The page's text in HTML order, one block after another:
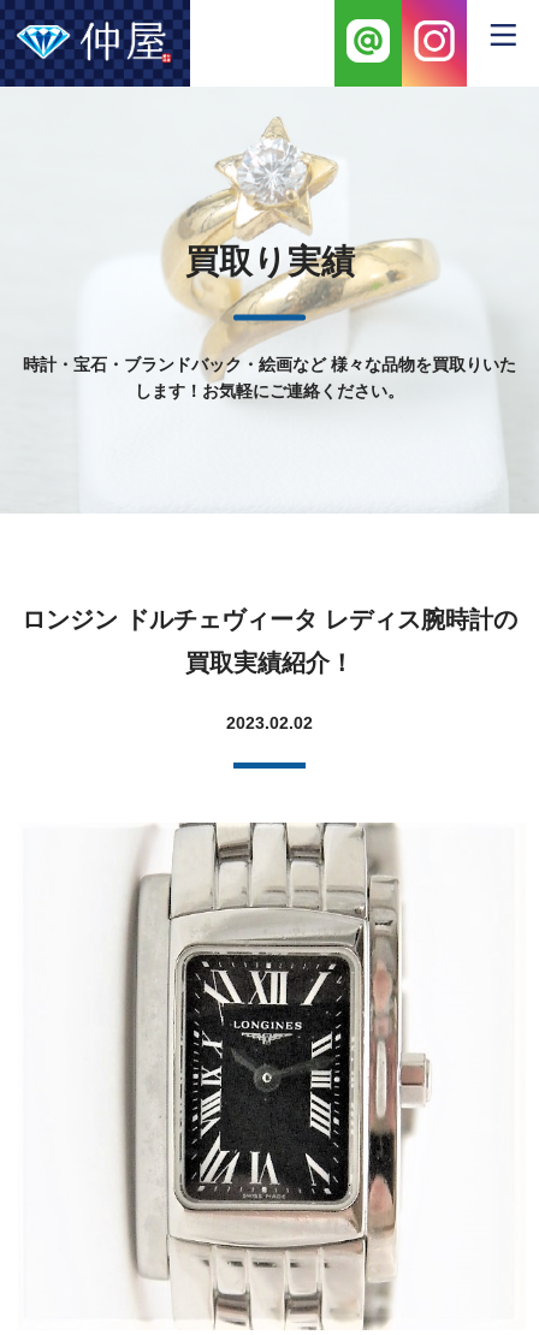
買取り実績
時計・宝石・ブランドバック・絵画など様々な品物を買取りいた
します！お気軽にご連絡ください。
ロンジン ドルチェヴィータ レディス腕時計の
買取実績紹介！
2023.02.02